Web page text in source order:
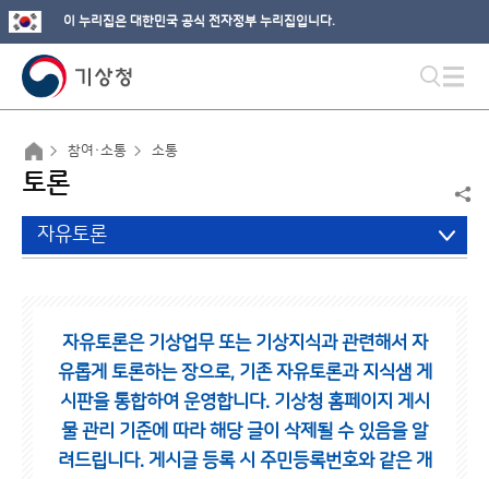
이 누리집은 대한민국 공식 전자정부 누리집입니다.
참여·소통 소통
토론
자유토론
자유토론은 기상업무 또는 기상지식과 관련해서 자
유롭게 토론하는 장으로, 기존 자유토론과 지식샘 게
시판을 통합하여 운영합니다. 기상청 홈페이지 게시
물 관리 기준에 따라 해당 글이 삭제될 수 있음을 알
려드립니다. 게시글 등록 시 주민등록번호와 같은 개